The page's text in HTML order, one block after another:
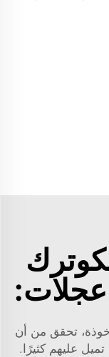
عجلات:
خوذة، تحقق من أن
عليهم كثيرًا.